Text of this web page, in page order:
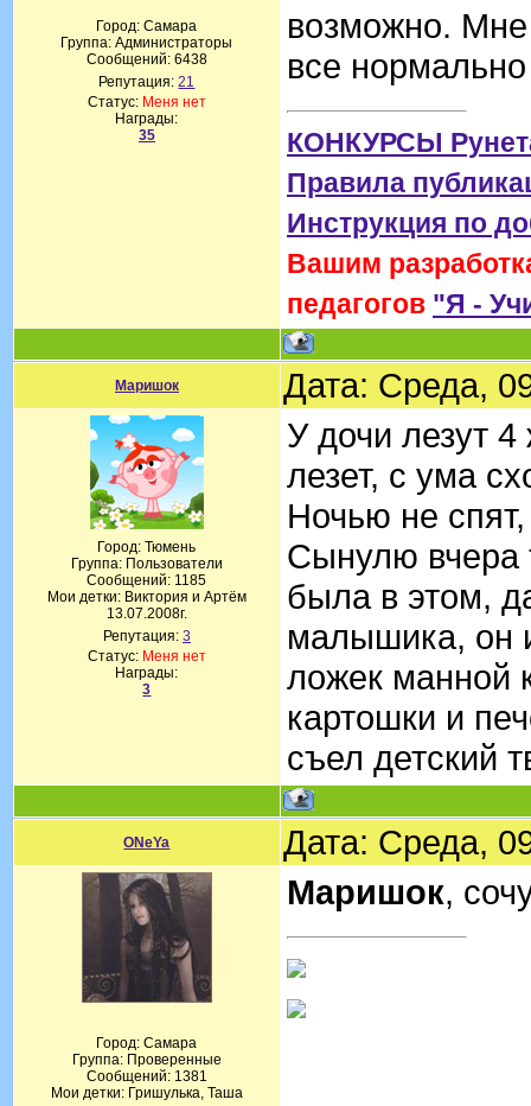
Город: Самара
Группа: Администраторы
Сообщений: 6438
Репутация:21
Статус: Меня нет
Награды:
35
возможно. Мне
все
КОНКУРСЫ
Правила
Инструкция по
Вашим
педагогов "Я -
Маришок Дата: Среда,
Город: Тюмень
Группа: Пользователи
Сообщений: 1185
Мои детки: Виктория и Артём
13.07.2008г.
Репутация: 3
Статус: Меня нет
Награды:
3
У дочи лезут
лезет, с ума
Ночью не
Сынулю вчера
была в этом,
малышика, он
ложек манной
картошки и
съел детский
ONeYa Дата: Среда,
Город: Самара
Группа: Проверенные
Сообщений: 1381
Мои детки: Гришулька, Таша
Маришок,